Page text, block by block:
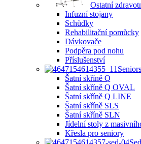
Ostatní
Infuzní stojany
Schůdky
Rehabilitační pomůcky
Dávkovače
Podpěra pod nohu
Příslušenství
Šatní skříně Q
Šatní skříně Q OVAL
Šatní skříně Q LINE
Šatní skříně SLS
Šatní skříně SLN
Jídelní stoly z
Křesla pro seniory